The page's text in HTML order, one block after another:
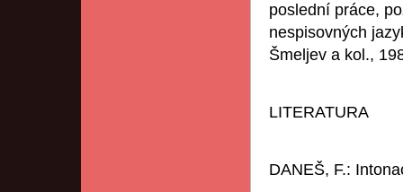
poslední práce,
nespisovných
Šmeljev a kol.,
LITERATURA
DANEŠ, F.: